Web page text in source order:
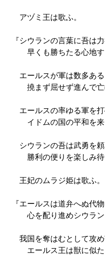
アヅミ王は歌ふ。
『シウランの言葉に吾は
早くも勝ちたる心地す
エールスが軍は数多ある
撓まず屈せず進んで亡
エールスの率ゆる軍を打
イドムの国の平和を来
シウランの吾は武勇を頼
勝利の便りを楽しみ待
王妃のムラジ姫は歌ふ。
『エールスは道弁へぬ代物
心を配り進めシウラン
我国を奪はむとして攻め
エールス王は獣に似た